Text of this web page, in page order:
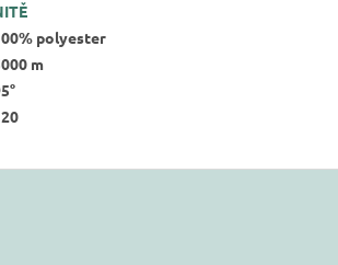
polyester
m